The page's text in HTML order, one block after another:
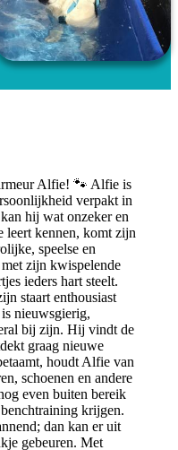
Alfie! 🐾 Alfie is
verpakt in
hij wat onzeker en
leert kennen, komt zijn
speelse en
zijn kwispelende
ieders hart steelt.
staart enthousiast
nieuwsgierig,
bij zijn. Hij vindt de
graag nieuwe
houdt Alfie van
schoenen en andere
even buiten bereik
krijgen.
dan kan er uit
gebeuren. Met